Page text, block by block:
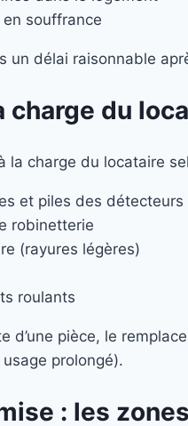
souffrance
délai raisonnable
charge du
charge du locataire
et piles des détecteurs
robinetterie
(rayures légères)
roulants
d’une pièce, le
prolongé).
: les